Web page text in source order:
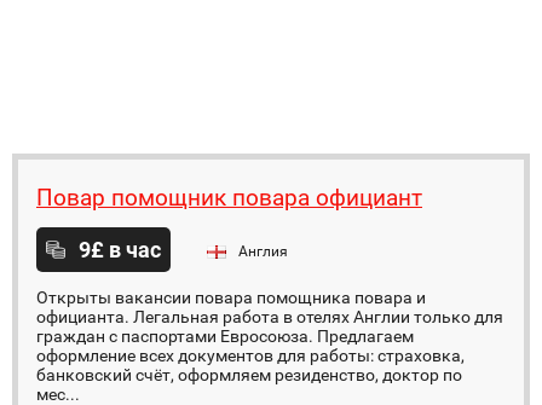
Повар помощник повара официант
9£ в час Англия
Открыты вакансии повара помощника повара и
официанта. Легальная работа в отелях Англии только для
граждан с паспортами Евросоюза. Предлагаем
оформление всех документов для работы: страховка,
банковский счёт, оформляем резиденство, доктор по
мес...